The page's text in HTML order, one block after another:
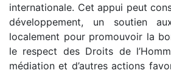
internationale. Cet appui peut
développement, un soutien
localement pour promouvoir la
le respect des Droits de
médiation et d’autres actions